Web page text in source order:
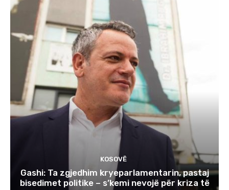
KOSOVË
Gashi: Ta zgjedhim kryeparlamentarin, pastaj
bisedimet politike – s’kemi nevojë për kriza të